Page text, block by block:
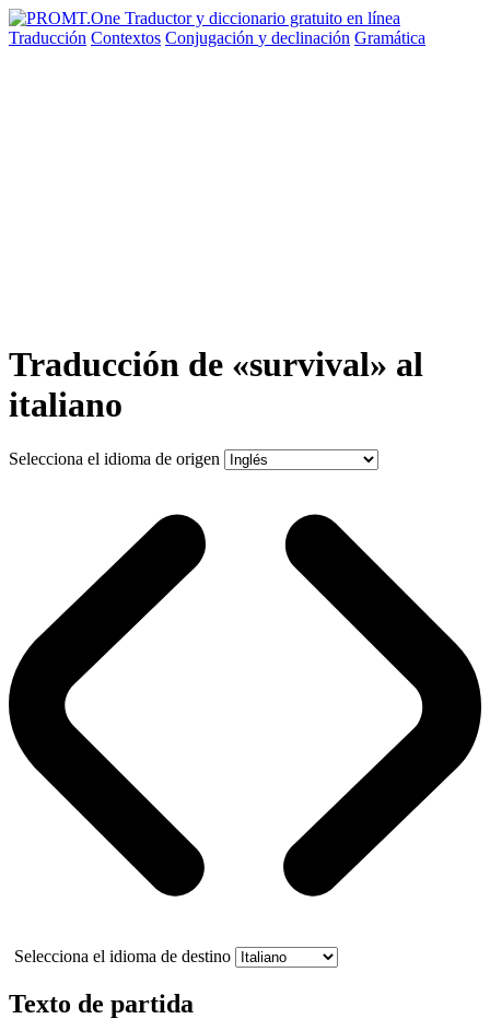
Traducción Contextos Conjugación y declinación Gramática
Traducción de «survival» al
italiano
Selecciona el idioma de origen
Selecciona el idioma de destino
Texto de partida